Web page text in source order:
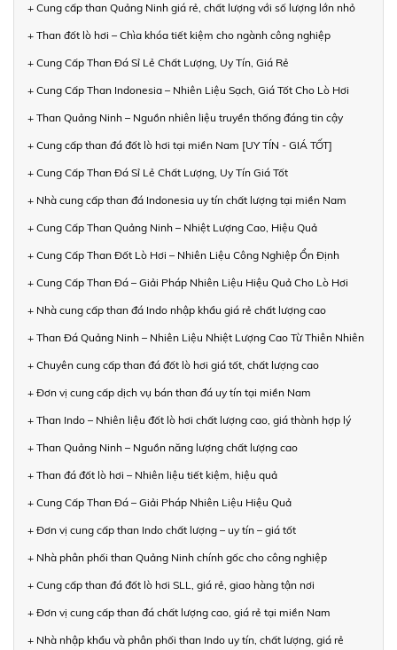
+ Cung cấp than Quảng Ninh giá rẻ, chất lượng với số lượng lớn nhỏ
+ Than đốt lò hơi – Chìa khóa tiết kiệm cho ngành công nghiệp
+ Cung Cấp Than Đá Sỉ Lẻ Chất Lượng, Uy Tín, Giá Rẻ
+ Cung Cấp Than Indonesia – Nhiên Liệu Sạch, Giá Tốt Cho Lò Hơi
+ Than Quảng Ninh – Nguồn nhiên liệu truyền thống đáng tin cậy
+ Cung cấp than đá đốt lò hơi tại miền Nam [UY TÍN - GIÁ TỐT]
+ Cung Cấp Than Đá Sỉ Lẻ Chất Lượng, Uy Tín Giá Tốt
+ Nhà cung cấp than đá Indonesia uy tín chất lượng tại miền Nam
+ Cung Cấp Than Quảng Ninh – Nhiệt Lượng Cao, Hiệu Quả
+ Cung Cấp Than Đốt Lò Hơi – Nhiên Liệu Công Nghiệp Ổn Định
+ Cung Cấp Than Đá – Giải Pháp Nhiên Liệu Hiệu Quả Cho Lò Hơi
+ Nhà cung cấp than đá Indo nhập khẩu giá rẻ chất lượng cao
+ Than Đá Quảng Ninh – Nhiên Liệu Nhiệt Lượng Cao Từ Thiên Nhiên
+ Chuyên cung cấp than đá đốt lò hơi giá tốt, chất lượng cao
+ Đơn vị cung cấp dịch vụ bán than đá uy tín tại miền Nam
+ Than Indo – Nhiên liệu đốt lò hơi chất lượng cao, giá thành hợp lý
+ Than Quảng Ninh – Nguồn năng lượng chất lượng cao
+ Than đá đốt lò hơi – Nhiên liệu tiết kiệm, hiệu quả
+ Cung Cấp Than Đá – Giải Pháp Nhiên Liệu Hiệu Quả
+ Đơn vị cung cấp than Indo chất lượng – uy tín – giá tốt
+ Nhà phân phối than Quảng Ninh chính gốc cho công nghiệp
+ Cung cấp than đá đốt lò hơi SLL, giá rẻ, giao hàng tận nơi
+ Đơn vị cung cấp than đá chất lượng cao, giá rẻ tại miền Nam
+ Nhà nhập khẩu và phân phối than Indo uy tín, chất lượng, giá rẻ